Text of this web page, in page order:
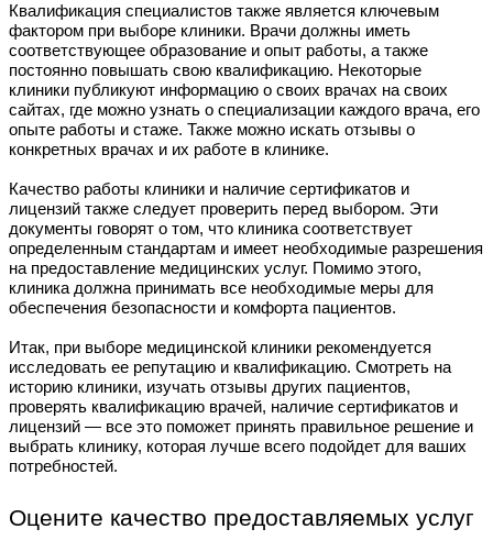
Квалификация специалистов также является ключевым
фактором при выборе клиники. Врачи должны иметь
соответствующее образование и опыт работы, а также
постоянно повышать свою квалификацию. Некоторые
клиники публикуют информацию о своих врачах на своих
сайтах, где можно узнать о специализации каждого врача, его
опыте работы и стаже. Также можно искать отзывы о
конкретных врачах и их работе в клинике.
Качество работы клиники и наличие сертификатов и
лицензий также следует проверить перед выбором. Эти
документы говорят о том, что клиника соответствует
определенным стандартам и имеет необходимые разрешения
на предоставление медицинских услуг. Помимо этого,
клиника должна принимать все необходимые меры для
обеспечения безопасности и комфорта пациентов.
Итак, при выборе медицинской клиники рекомендуется
исследовать ее репутацию и квалификацию. Смотреть на
историю клиники, изучать отзывы других пациентов,
проверять квалификацию врачей, наличие сертификатов и
лицензий — все это поможет принять правильное решение и
выбрать клинику, которая лучше всего подойдет для ваших
потребностей.
Оцените качество предоставляемых услуг